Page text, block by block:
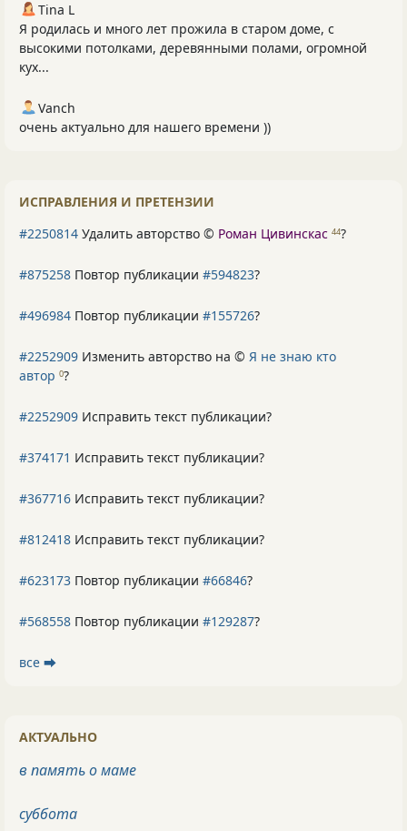
Tina L
Я родилась и много лет прожила в старом доме, с
высокими потолками, деревянными полами, огромной
кух...
Vanch
очень актуально для нашего времени ))
ИСПРАВЛЕНИЯ И ПРЕТЕНЗИИ
#2250814 Удалить авторство © Роман Цивинскас 44?
#875258 Повтор публикации #594823?
#496984 Повтор публикации #155726?
#2252909 Изменить авторство на © Я не знаю кто
автор 0?
#2252909 Исправить текст публикации?
#374171 Исправить текст публикации?
#367716 Исправить текст публикации?
#812418 Исправить текст публикации?
#623173 Повтор публикации #66846?
#568558 Повтор публикации #129287?
все ⮕
АКТУАЛЬНО
в память о маме
суббота